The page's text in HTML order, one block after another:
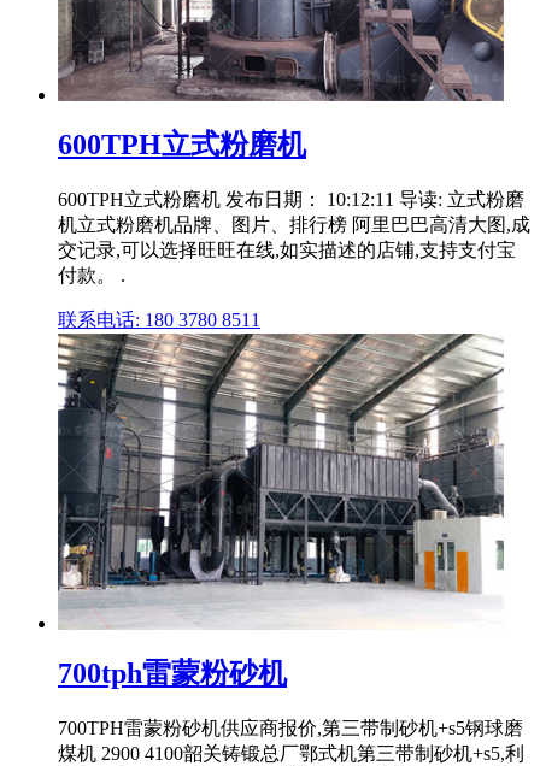
600TPH立式粉磨机
600TPH立式粉磨机 发布日期： 10:12:11 导读: 立式粉磨
机立式粉磨机品牌、图片、排行榜 阿里巴巴高清大图,成
交记录,可以选择旺旺在线,如实描述的店铺,支持支付宝
付款。 .
联系电话: 180 3780 8511
700tph雷蒙粉砂机
700TPH雷蒙粉砂机供应商报价,第三带制砂机+s5钢球磨
煤机 2900 4100韶关铸锻总厂鄂式机第三带制砂机+s5,利